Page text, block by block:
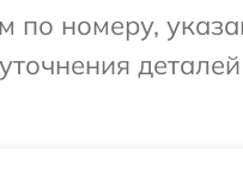
номеру,